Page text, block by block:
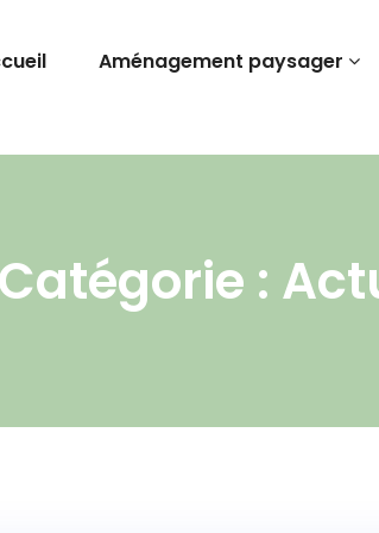
Aménagement paysager
Catégorie :